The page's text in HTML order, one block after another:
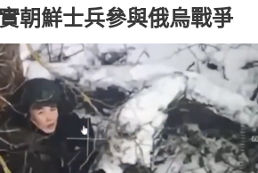
朝鮮士兵參與俄烏戰爭